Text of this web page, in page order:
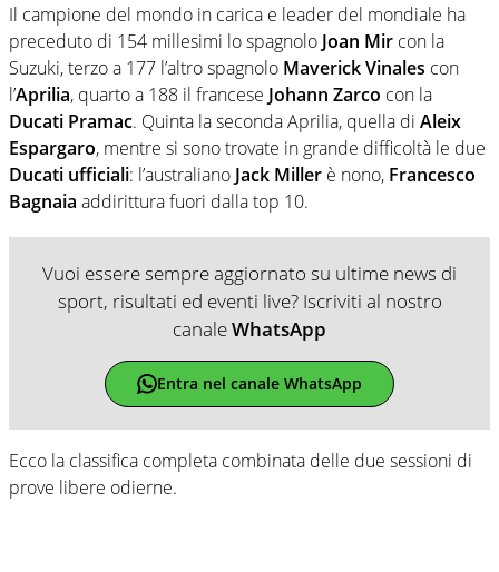
Il campione del mondo in carica e leader del mondiale ha
preceduto di 154 millesimi lo spagnolo Joan Mir con la
Suzuki, terzo a 177 l’altro spagnolo Maverick Vinales con
l’Aprilia, quarto a 188 il francese Johann Zarco con la
Ducati Pramac. Quinta la seconda Aprilia, quella di Aleix
Espargaro, mentre si sono trovate in grande difficoltà le due
Ducati ufficiali: l’australiano Jack Miller è nono, Francesco
Bagnaia addirittura fuori dalla top 10.
Vuoi essere sempre aggiornato su ultime news di
sport, risultati ed eventi live? Iscriviti al nostro
canaleWhatsApp
Entra nel canale WhatsApp
Ecco la classifica completa combinata delle due sessioni di
prove libere odierne.